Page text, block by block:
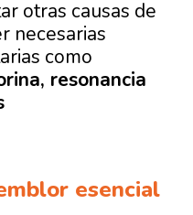
otras causas de
necesarias
como
resonancia
esencial